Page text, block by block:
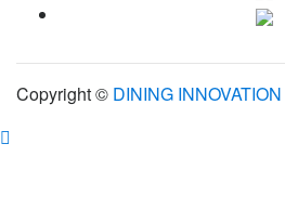
Copyright © DINING INNOVATION